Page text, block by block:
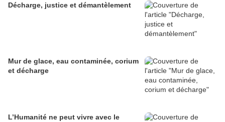
Décharge, justice et démantèlement
Mur de glace, eau contaminée, corium
et décharge
L’Humanité ne peut vivre avec le